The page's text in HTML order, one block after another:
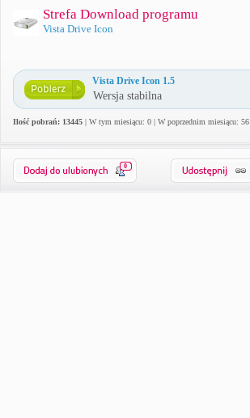
Strefa Download programu
Vista Drive Icon
Vista Drive Icon 1.5
Wersja stabilna
Ilość pobrań: 13445 | W tym miesiącu: 0 | W poprzednim miesiącu: 56
0